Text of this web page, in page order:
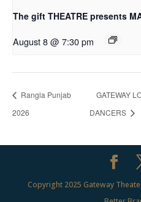
The gift THEATRE presents
August 8 @ 7:30 pm
Rangla Punjab
2026
GATEWAY
DANCERS
Copyright 2025 Gateway